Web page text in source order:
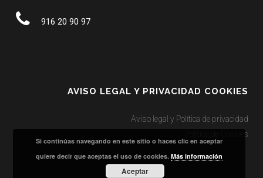
916 20 90 97
AVISO LEGAL Y PRIVACIDAD COOKIES
Aviso legal y Política de privacidad
Política de Cookies
Si continúas navegando en este sitio o haces clic en aceptar
quiere decir que aceptas el uso de cookies.Más información
Aceptar